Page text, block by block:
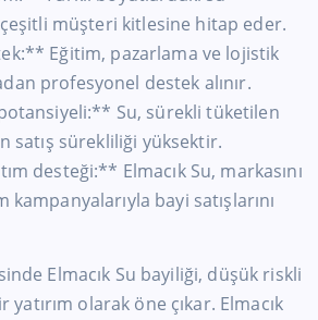
müşteri kitlesine hitap eder.
Eğitim, pazarlama ve lojistik
profesyonel destek alınır.
Su, sürekli tüketilen
satış sürekliliği yüksektir.
desteği:** Elmacık Su, markasını
kampanyalarıyla bayi satışlarını
Elmacık Su bayiliği, düşük riskli
olarak öne çıkar. Elmacık